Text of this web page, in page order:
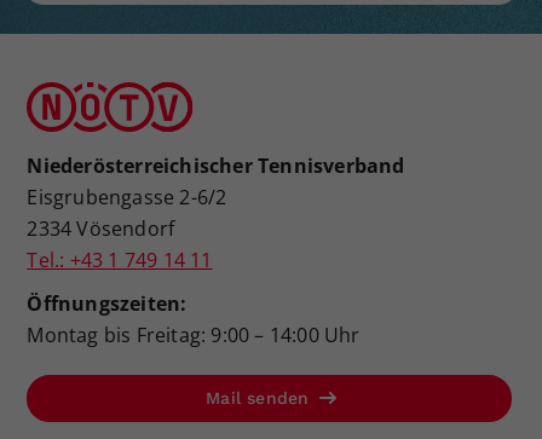
Niederösterreichischer Tennisverband
Eisgrubengasse 2-6/2
2334 Vösendorf
Tel.: +43 1 749 14 11
Öffnungszeiten:
Montag bis Freitag: 9:00 – 14:00 Uhr
Mail senden